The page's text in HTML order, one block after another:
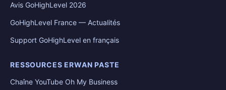
Avis GoHighLevel 2026
GoHighLevel France — Actualités
Support GoHighLevel en français
RESSOURCES ERWAN PASTE
Chaîne YouTube Oh My Business